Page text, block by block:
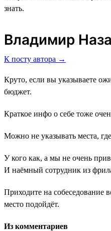
знать.
Владимир
К посту автора →
Круто, если вы указываете
бюджет.
Краткое инфо о себе тоже
Можно не указывать места,
У кого как, а мы не очень
И наёмный сотрудник из
Приходите на собеседование
место подойдёт.
Из комментариев